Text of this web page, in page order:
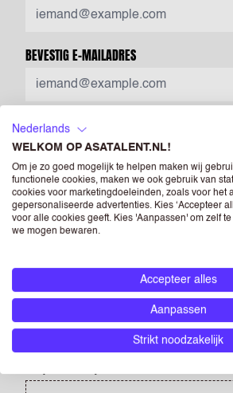
BEVESTIG E-MAILADRES
MOBIEL TELEFOONNUMMER
Voer een geldig telefoonnummer in.
0031612345678 of 0612345678.
LAND
POSTCODE
Nederlands
WELKOM OP ASATALENT.NL!
Om je zo goed mogelijk te helpen maken wij
functionele cookies, maken we ook gebruik van
cookies voor marketingdoeleinden, zoals voor het
gepersonaliseerde advertenties. Kies ‘Accepteer
voor alle cookies geeft. Kies 'Aanpassen' om zelf
we mogen bewaren.
Accepteer alles
Aanpassen
Strikt noodzakelijk